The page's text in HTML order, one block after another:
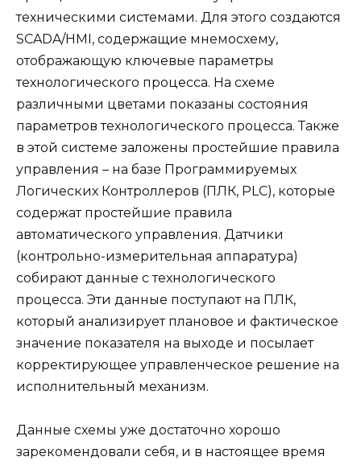
техническими системами. Для этого создаются
SCADA/HMI, содержащие мнемосхему,
отображающую ключевые параметры
технологического процесса. На схеме
различными цветами показаны состояния
параметров технологического процесса. Также
в этой системе заложены простейшие правила
управления – на базе Программируемых
Логических Контроллеров (ПЛК, PLC), которые
содержат простейшие правила
автоматического управления. Датчики
(контрольно-измерительная аппаратура)
собирают данные с технологического
процесса. Эти данные поступают на ПЛК,
который анализирует плановое и фактическое
значение показателя на выходе и посылает
корректирующее управленческое решение на
исполнительный механизм.
Данные схемы уже достаточно хорошо
зарекомендовали себя, и в настоящее время